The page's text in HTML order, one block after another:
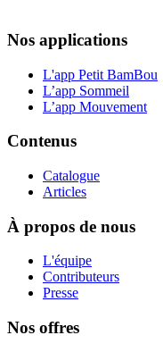
Nos applications
L'app Petit BamBou
L’app Sommeil
L’app Mouvement
Contenus
Catalogue
Articles
À propos de nous
L'équipe
Contributeurs
Presse
Nos offres